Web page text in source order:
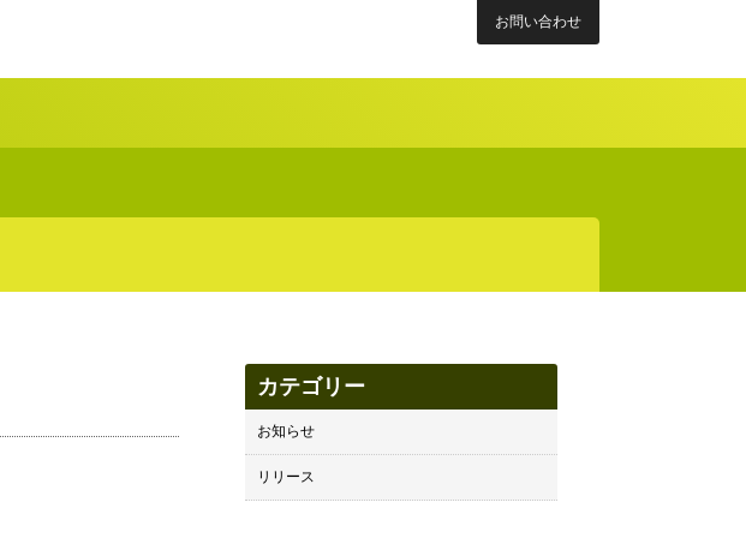
お問い合わせ
カテゴリー
お知らせ
リリース